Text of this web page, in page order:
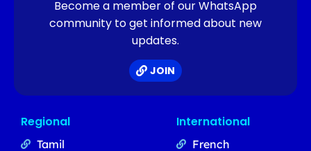
Become a member of our WhatsApp
community to get informed about new
updates.
JOIN
Regional
Tamil
International
French